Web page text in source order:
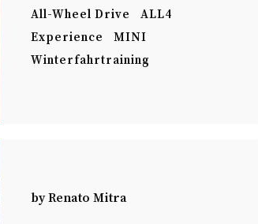
All-Wheel Drive
ALL4
Experience
MINI
Winterfahrtraining
byRenato Mitra